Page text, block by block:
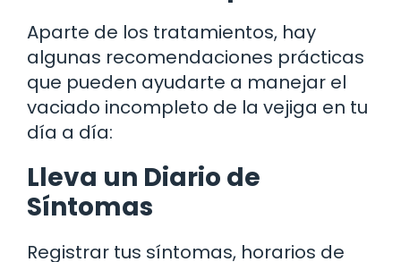
Aparte de los tratamientos, hay
algunas recomendaciones prácticas
que pueden ayudarte a manejar el
vaciado incompleto de la vejiga en tu
día a día:
Lleva un Diario de
Síntomas
Registrar tus síntomas, horarios de